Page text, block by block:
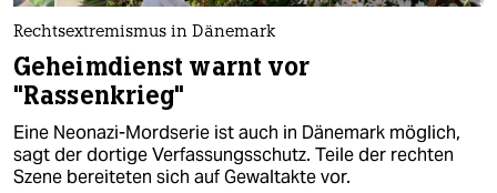
Rechtsextremismus in Dänemark
Geheimdienst warnt vor
"Rassenkrieg"
Eine Neonazi-Mordserie ist auch in Dänemark möglich,
sagt der dortige Verfassungsschutz. Teile der rechten
Szene bereiteten sich auf Gewaltakte vor.